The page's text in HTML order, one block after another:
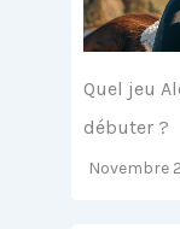
Quel jeu
débuter ?
Novembre